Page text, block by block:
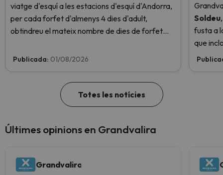
viatge d'esquí a les estacions d'esquí d'Andorra,
per cada forfet d'almenys 4 dies d'adult,
obtindreu el mateix nombre de dies de forfet
aquí.
Publicada: 01/08/2026
Soldeu
fusta a
que
i té
Totes les notícies
Últimes opinions en Grandvalira
Grandvalira